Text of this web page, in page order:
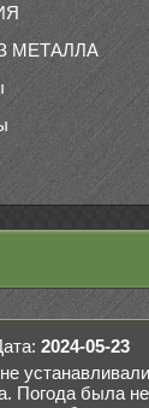
МЕТАЛЛА
2024-05-23
Погода была